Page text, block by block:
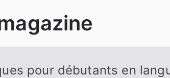
pour débutants en